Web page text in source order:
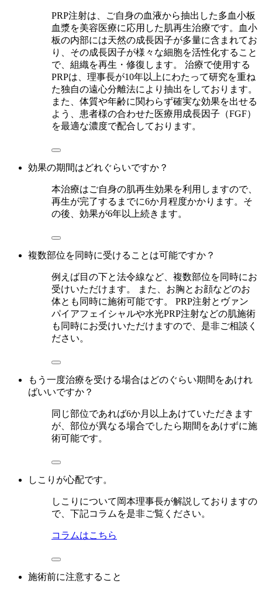
PRP注射は、ご自身の血液から抽出した多血小板
血漿を美容医療に応用した肌再生治療です。血小
板の内部には天然の成長因子が多量に含まれてお
り、その成長因子が様々な細胞を活性化すること
で、組織を再生・修復します。 治療で使用する
PRPは、理事長が10年以上にわたって研究を重ね
た独自の遠心分離法により抽出をしております。
また、体質や年齢に関わらず確実な効果を出せる
よう、患者様の合わせた医療用成長因子（FGF）
を最適な濃度で配合しております。
効果の期間はどれぐらいですか？
本治療はご自身の肌再生効果を利用しますので、
再生が完了するまでに6か月程度かかります。そ
の後、効果が6年以上続きます。
複数部位を同時に受けることは可能ですか？
例えば目の下と法令線など、複数部位を同時にお
受けいただけます。 また、お胸とお顔などのお
体とも同時に施術可能です。 PRP注射とヴァン
パイアフェイシャルや水光PRP注射などの肌施術
も同時にお受けいただけますので、是非ご相談く
ださい。
もう一度治療を受ける場合はどのぐらい期間をあけれ
ばいいですか？
同じ部位であれば6か月以上あけていただきます
が、部位が異なる場合でしたら期間をあけずに施
術可能です。
しこりが心配です。
しこりについて岡本理事長が解説しておりますの
で、下記コラムを是非ご覧ください。
コラムはこちら
施術前に注意すること